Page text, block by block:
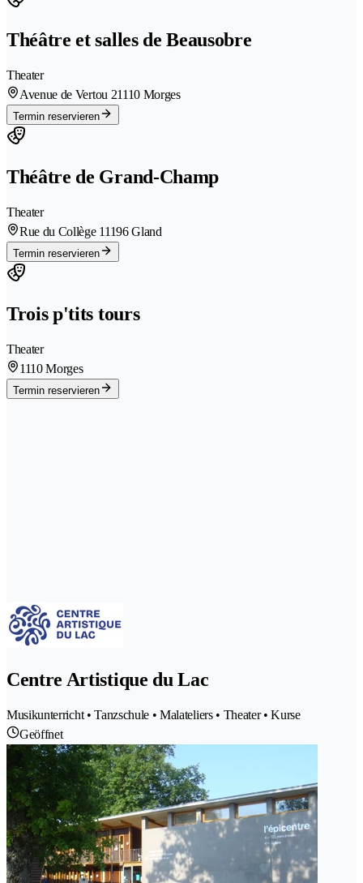
Théâtre et salles de Beausobre
Theater
Avenue de Vertou 21110 Morges
Termin reservieren
Théâtre de Grand-Champ
Theater
Rue du Collège 11196 Gland
Termin reservieren
Trois p'tits tours
Theater
1110 Morges
Termin reservieren
Centre Artistique du Lac
Musikunterricht • Tanzschule • Malateliers • Theater • Kurse
Geöffnet